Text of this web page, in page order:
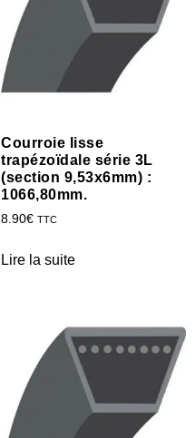
Courroie lisse
trapézoïdale série 3L
(section 9,53x6mm) :
1066,80mm.
8.90€ TTC
Lire la suite